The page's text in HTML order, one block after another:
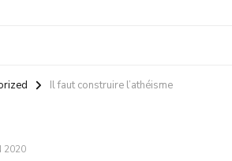
Il faut construire l’athéisme
2020